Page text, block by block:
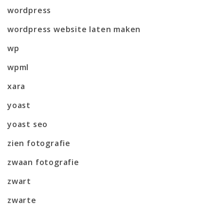
wordpress
wordpress website laten maken
wp
wpml
xara
yoast
yoast seo
zien fotografie
zwaan fotografie
zwart
zwarte